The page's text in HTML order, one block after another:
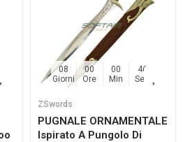
08
Giorni
00
Ore
00
Min
45
Sec
ZSwords
PUGNALE ORNAMENTALE
Ispirato A Pungolo Di